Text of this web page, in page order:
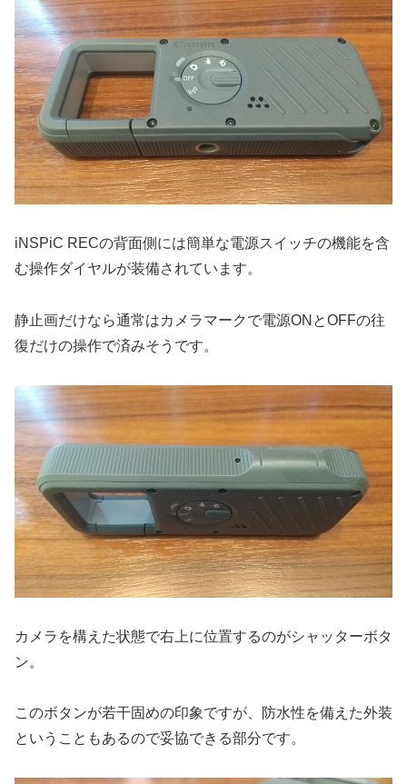
iNSPiC RECの背面側には簡単な電源スイッチの機能を含
む操作ダイヤルが装備されています。
静止画だけなら通常はカメラマークで電源ONとOFFの往
復だけの操作で済みそうです。
カメラを構えた状態で右上に位置するのがシャッターボタ
ン。
このボタンが若干固めの印象ですが、防水性を備えた外装
ということもあるので妥協できる部分です。